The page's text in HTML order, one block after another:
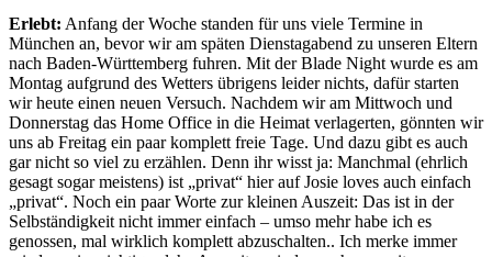
Erlebt: Anfang der Woche standen für uns viele Termine in
München an, bevor wir am späten Dienstagabend zu unseren Eltern
nach Baden-Württemberg fuhren. Mit der Blade Night wurde es am
Montag aufgrund des Wetters übrigens leider nichts, dafür starten
wir heute einen neuen Versuch. Nachdem wir am Mittwoch und
Donnerstag das Home Office in die Heimat verlagerten, gönnten wir
uns ab Freitag ein paar komplett freie Tage. Und dazu gibt es auch
gar nicht so viel zu erzählen. Denn ihr wisst ja: Manchmal (ehrlich
gesagt sogar meistens) ist „privat“ hier auf Josie loves auch einfach
„privat“. Noch ein paar Worte zur kleinen Auszeit: Das ist in der
Selbständigkeit nicht immer einfach – umso mehr habe ich es
genossen, mal wirklich komplett abzuschalten.. Ich merke immer